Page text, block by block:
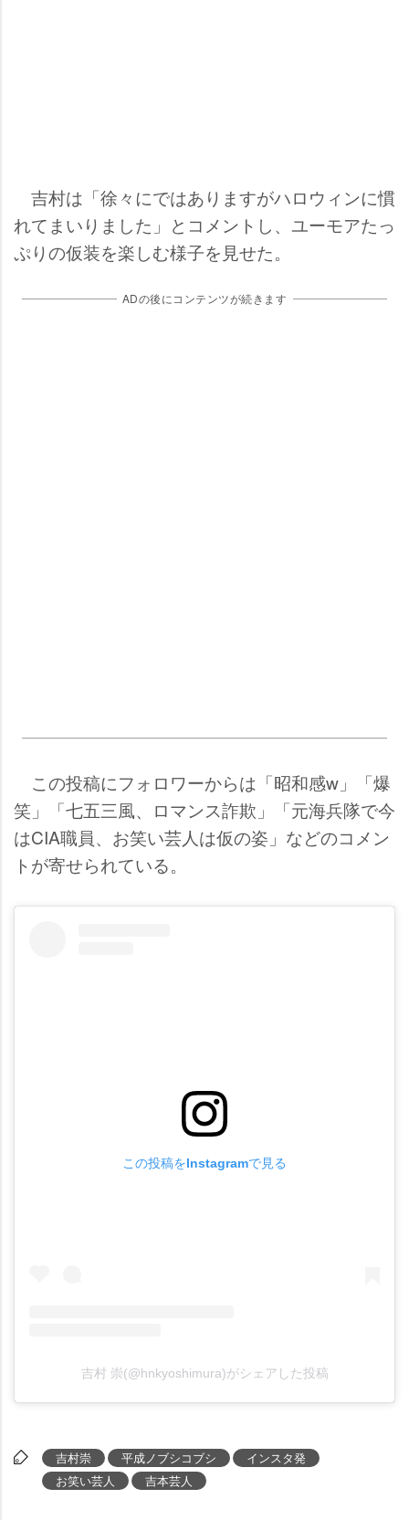
吉村は「徐々にではありますがハロウィンに慣
れてまいりました」とコメントし、ユーモアたっ
ぷりの仮装を楽しむ様子を見せた。
ADの後にコンテンツが続きます
この投稿にフォロワーからは「昭和感w」「爆
笑」「七五三風、ロマンス詐欺」「元海兵隊で今
はCIA職員、お笑い芸人は仮の姿」などのコメン
トが寄せられている。
この投稿をInstagramで見る
吉村 崇(@hnkyoshimura)がシェアした投稿
吉村崇 平成ノブシコブシ
インスタ発
お笑い芸人
吉本芸人